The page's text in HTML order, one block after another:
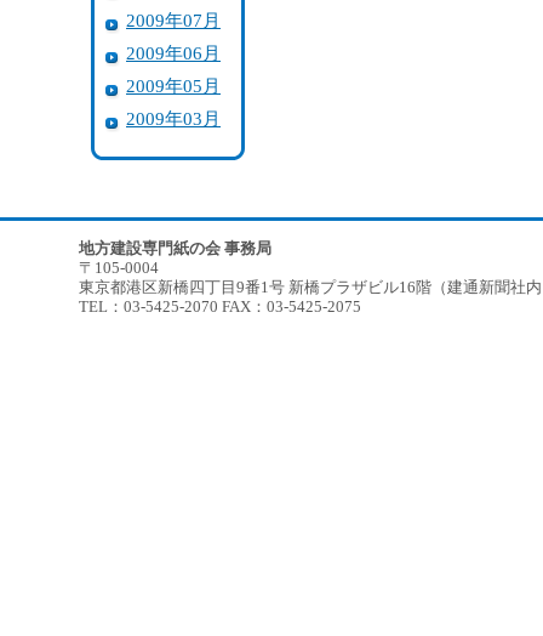
2009年07月
2009年06月
2009年05月
2009年03月
地方建設専門紙の会 事務局
〒105-0004
東京都港区新橋四丁目9番1号 新橋プラザビル16階（建通新聞社
TEL：03-5425-2070 FAX：03-5425-2075